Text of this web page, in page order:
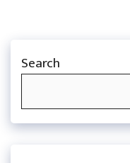
Search